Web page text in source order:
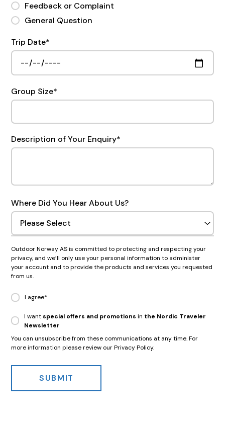
Feedback or Complaint
General Question
Trip Date*
Group Size*
Description of Your Enquiry*
Where Did You Hear About Us?
Outdoor Norway AS is committed to protecting and respecting your
privacy, and we’ll only use your personal information to administer
your account and to provide the products and services you requested
from us.
I agree*
I want special offers and promotions in the Nordic Traveler
Newsletter
You can unsubscribe from these communications at any time. For
more information please review our Privacy Policy.